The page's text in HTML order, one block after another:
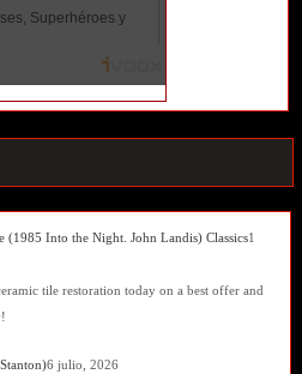
(1985 Into the Night. John Landis) Classics1
tile restoration today on a best offer and
6 julio, 2026